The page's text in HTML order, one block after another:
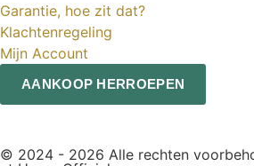
Garantie, hoe zit dat?
Klachtenregeling
Mijn Account
AANKOOP HERROEPEN
© 2024 - 2026 Alle rechten